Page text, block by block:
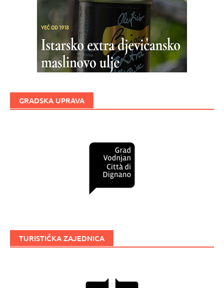
GRADSKA UPRAVA
TURISTIČKA ZAJEDNICA